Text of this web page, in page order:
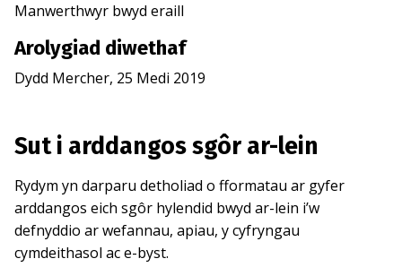
Manwerthwyr bwyd eraill
Arolygiad diwethaf
Dydd Mercher, 25 Medi 2019
Sut i arddangos sgôr ar-lein
Rydym yn darparu detholiad o fformatau ar gyfer
arddangos eich sgôr hylendid bwyd ar-lein i’w
defnyddio ar wefannau, apiau, y cyfryngau
cymdeithasol ac e-byst.